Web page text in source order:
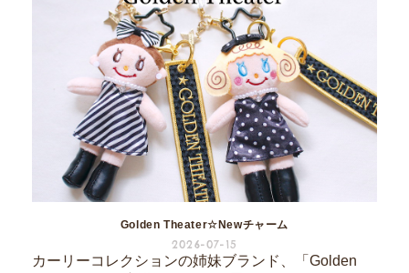
Golden Theater☆Newチャーム
2026-07-15
カーリーコレクションの姉妹ブランド、「Golden